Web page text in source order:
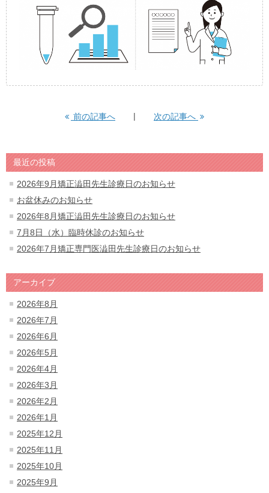
前の記事へ 次の記事へ
最近の投稿
2026年9月矯正澁田先生診療日のお知らせ
お盆休みのお知らせ
2026年8月矯正澁田先生診療日のお知らせ
7月8日（水）臨時休診のお知らせ
2026年7月矯正専門医澁田先生診療日のお知らせ
アーカイブ
2026年8月
2026年7月
2026年6月
2026年5月
2026年4月
2026年3月
2026年2月
2026年1月
2025年12月
2025年11月
2025年10月
2025年9月